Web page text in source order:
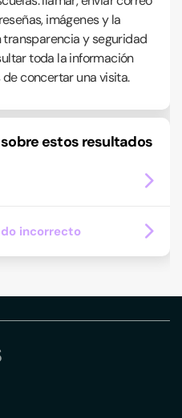
imágenes y la
y seguridad
toda la información
concertar una visita.
estos resultados
incorrecto